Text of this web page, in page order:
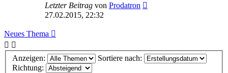
Letzter Beitrag von Prodatron
27.02.2015, 22:32
Neues Thema
Anzeigen:
Sortiere nach:
Richtung: